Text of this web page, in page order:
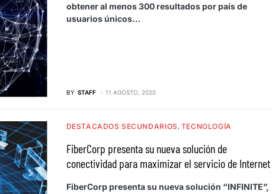
obtener al menos 300 resultados por país de
usuarios únicos…
BY STAFF 11 AGOSTO, 2020
DESTACADOS SECUNDARIOS TECNOLOGÍA
FiberCorp presenta su nueva solución de
conectividad para maximizar el servicio de Internet
FiberCorp presenta su nueva solución “INFINITE”,